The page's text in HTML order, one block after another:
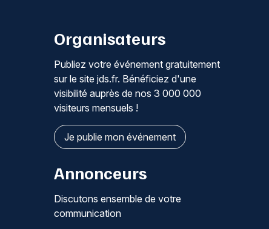
Organisateurs
Publiez votre événement gratuitement
sur le site jds.fr. Bénéficiez d'une
visibilité auprès de nos 3 000 000
visiteurs mensuels !
Je publie mon événement
Annonceurs
Discutons ensemble de votre
communication